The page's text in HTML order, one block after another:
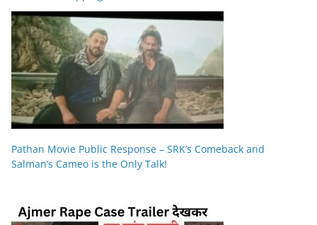
Pathan Movie Public Response – SRK’s Comeback and
Salman’s Cameo is the Only Talk!